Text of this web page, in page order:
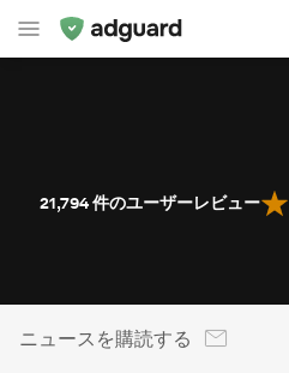
21,794件のユーザーレビュー
ニュースを購読する